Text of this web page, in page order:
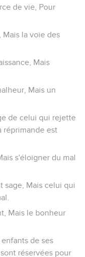
de vie, Pour
Mais la voie des
Mais
Mais un
de celui qui rejette
réprimande est
s'éloigner du mal
sage, Mais celui qui
Mais le bonheur
de ses
réservées pour